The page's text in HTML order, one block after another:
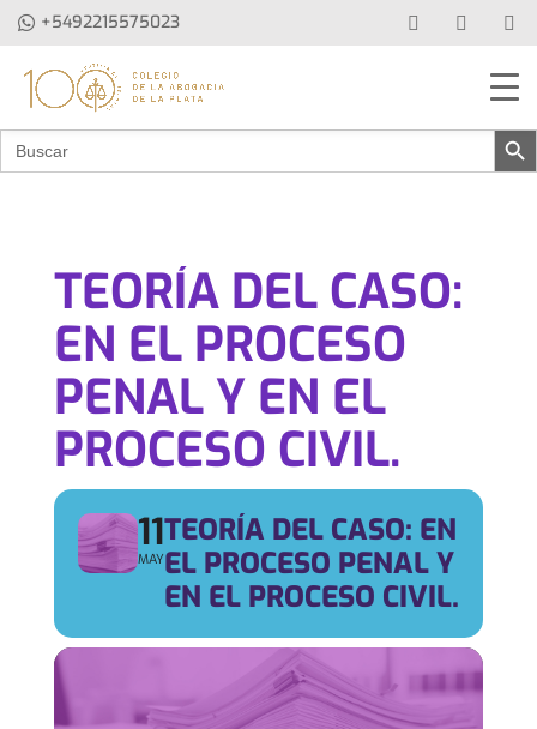
+5492215575023
Buscar: Botón de
TEORÍA DEL CASO:
EN EL PROCESO
PENAL Y EN EL
PROCESO CIVIL.
11
MAY
TEORÍA DEL CASO: EN
EL PROCESO PENAL Y
EN EL PROCESO CIVIL.